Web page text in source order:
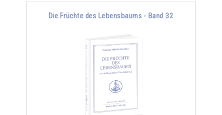
Die Früchte des Lebensbaums - Band 32